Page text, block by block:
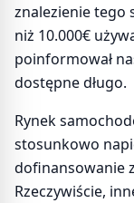
znalezienie tego
niż 10.000€
poinformował
dostępne długo.
Rynek
stosunkowo
dofinansowanie
Rzeczywiście,